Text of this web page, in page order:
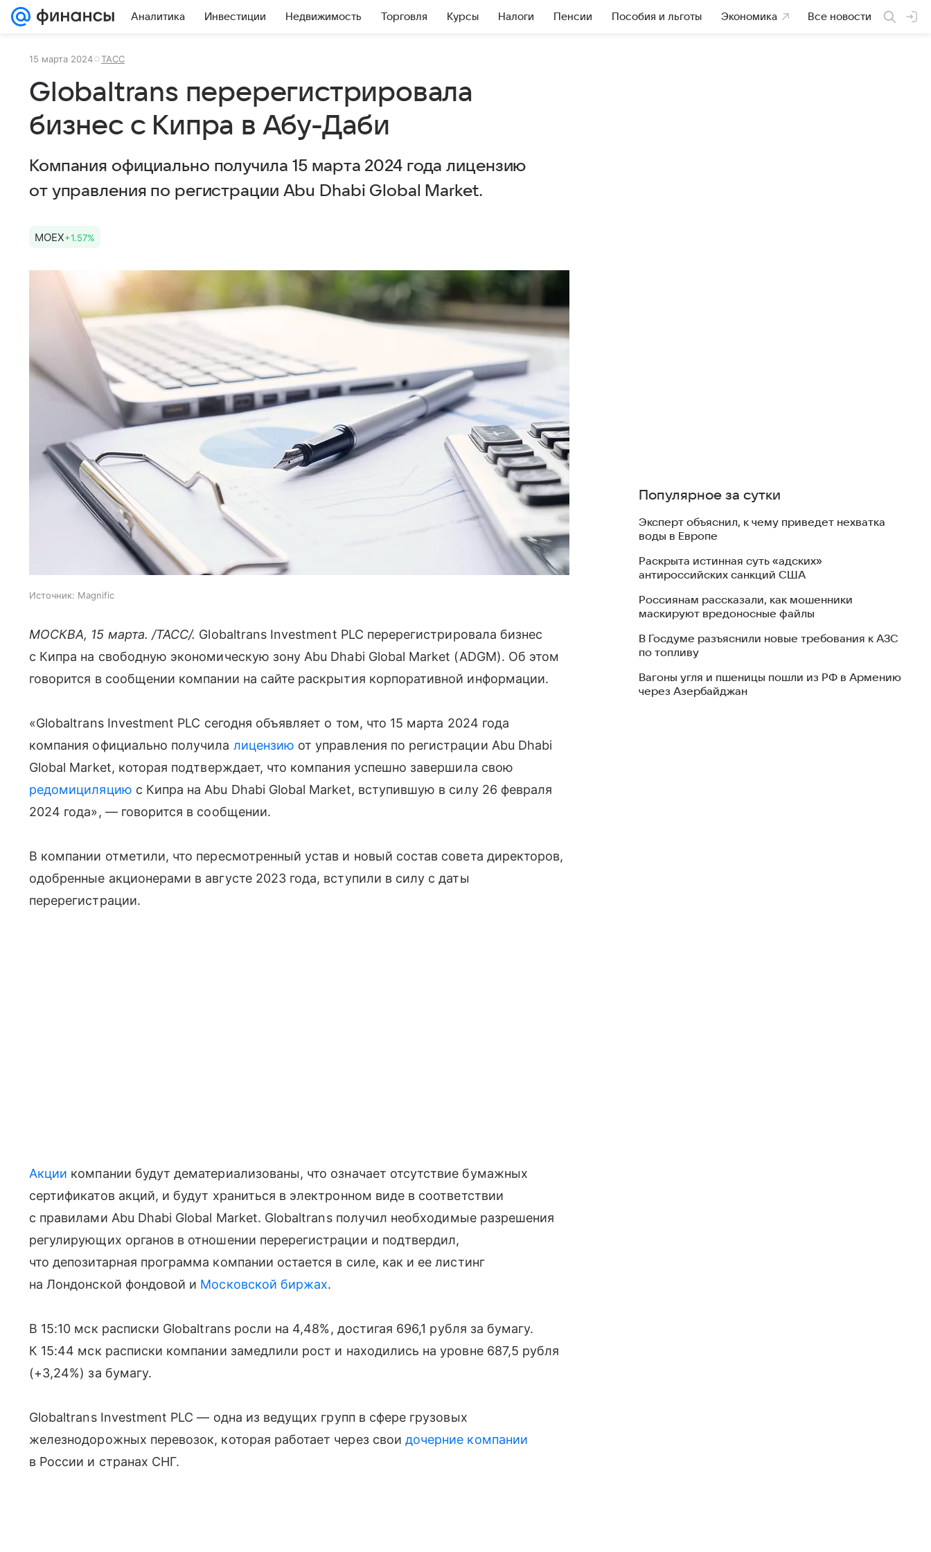
Аналитика Инвестиции Недвижимость Торговля Курсы Налоги Пенсии Пособия и льготы Экономика Все новости
15 марта 2024 ТАСС
Globaltrans перерегистрировала
бизнес с Кипра в Абу-Даби
Компания официально получила 15 марта 2024 года лицензию
от управления по регистрации Abu Dhabi Global Market.
MOEX+1.57%
Источник: Magnific
МОСКВА, 15 марта. /ТАСС/. Globaltrans Investment PLC перерегистрировала бизнес
с Кипра на свободную экономическую зону Abu Dhabi Global Market (ADGM). Об этом
говорится в сообщении компании на сайте раскрытия корпоративной информации.
«Globaltrans Investment PLC сегодня объявляет о том, что 15 марта 2024 года
компания официально получила лицензию от управления по регистрации Abu Dhabi
Global Market, которая подтверждает, что компания успешно завершила свою
редомициляцию с Кипра на Abu Dhabi Global Market, вступившую в силу 26 февраля
2024 года», — говорится в сообщении.
В компании отметили, что пересмотренный устав и новый состав совета директоров,
одобренные акционерами в августе 2023 года, вступили в силу с даты
перерегистрации.
Акции компании будут дематериализованы, что означает отсутствие бумажных
сертификатов акций, и будут храниться в электронном виде в соответствии
с правилами Abu Dhabi Global Market. Globaltrans получил необходимые разрешения
регулирующих органов в отношении перерегистрации и подтвердил,
что депозитарная программа компании остается в силе, как и ее листинг
на Лондонской фондовой и Московской биржах.
В 15:10 мск расписки Globaltrans росли на 4,48%, достигая 696,1 рубля за бумагу.
К 15:44 мск расписки компании замедлили рост и находились на уровне 687,5 рубля
(+3,24%) за бумагу.
Globaltrans Investment PLC — одна из ведущих групп в сфере грузовых
железнодорожных перевозок, которая работает через свои дочерние компании
в России и странах СНГ.
Популярное за сутки
Эксперт объяснил, к чему приведет нехватка
воды в Европе
Раскрыта истинная суть «адских»
антироссийских санкций США
Россиянам рассказали, как мошенники
маскируют вредоносные файлы
В Госдуме разъяснили новые требования к АЗС
по топливу
Вагоны угля и пшеницы пошли из РФ в Армению
через Азербайджан